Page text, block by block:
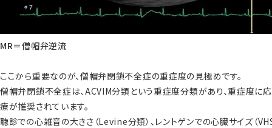
MR＝僧帽弁逆流
ここから重要なのが、僧帽弁閉鎖不全症の重症度の見極めです。
僧帽弁閉鎖不全症は、ACVIM分類という重症度分類があり、重症度に
療が推奨されています。
聴診での心雑音の大きさ（Levine分類）、レントゲンでの心臓サイズ（